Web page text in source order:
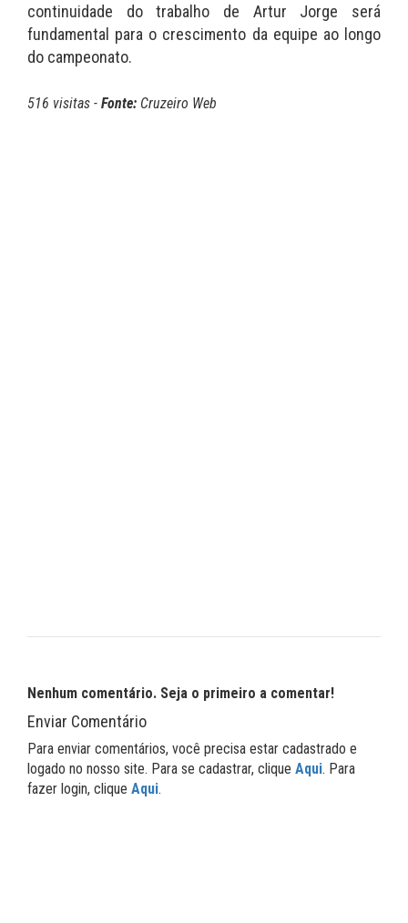
continuidade do trabalho de Artur Jorge será
fundamental para o crescimento da equipe ao longo
do campeonato.
516 visitas - Fonte: Cruzeiro Web
Nenhum comentário. Seja o primeiro a comentar!
Enviar Comentário
Para enviar comentários, você precisa estar cadastrado e
logado no nosso site. Para se cadastrar, clique Aqui. Para
fazer login, clique Aqui.